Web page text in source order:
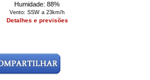
Humidade: 88%
Vento: SSW a 23km/h
Detalhes e previsões